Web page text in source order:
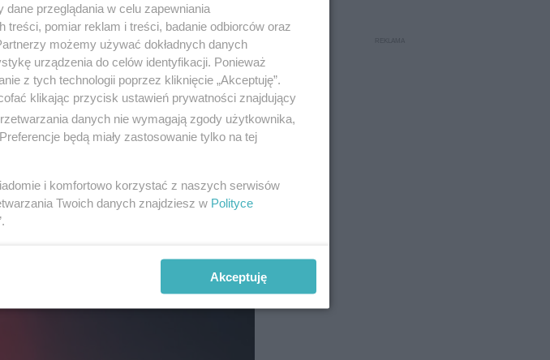
przeglądania w celu zapewniania
pomiar reklam i treści, badanie odbiorców oraz
możemy używać dokładnych danych
urządzenia do celów identyfikacji. Ponieważ
z tych technologii poprzez kliknięcie „Akceptuję”.
klikając przycisk ustawień prywatności znajdujący
danych nie wymagają zgody użytkownika,
będą miały zastosowanie tylko na tej
i komfortowo korzystać z naszych serwisów
Twoich danych znajdziesz w Polityce
Akceptuję